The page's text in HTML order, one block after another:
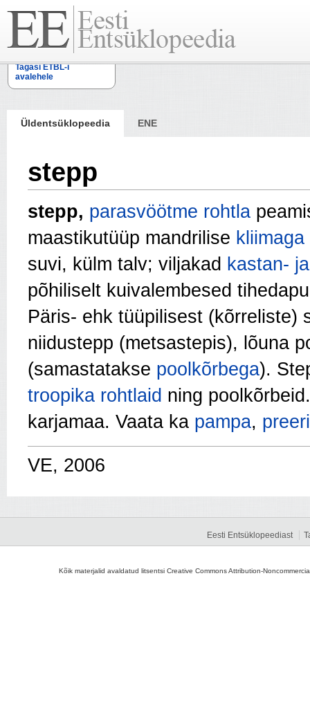
Tagasi ETBL-i
avalehele
Üldentsüklopeedia ENE
stepp
stepp, parasvöötme rohtla
maastikutüüp mandrilise kliimaga
suvi, külm talv; viljakad kastan-
põhiliselt kuivalembesed
Päris- ehk tüüpilisest (kõrreliste)
niidustepp (metsastepis), lõuna
(samastatakse poolkõrbega).
troopika rohtlaid ning
karjamaa. Vaata ka pampa,
VE, 2006
Eesti Entsüklopeediast
Kõik materjalid avaldatud litsentsi Creative Commons Attribution-